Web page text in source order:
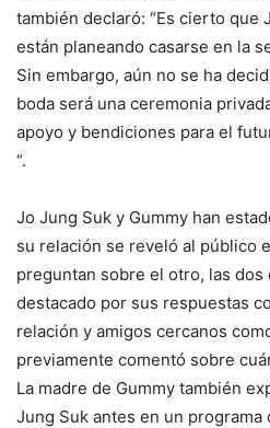
también declaró: “Es cierto que
están planeando casarse en la
Sin embargo, aún no se ha
boda será una ceremonia
apoyo y bendiciones para el
“.
Jo Jung Suk y Gummy han
su relación se reveló al público
preguntan sobre el otro, las dos
destacado por sus respuestas
relación y amigos cercanos
previamente comentó sobre
La madre de Gummy también
Jung Suk antes en un programa